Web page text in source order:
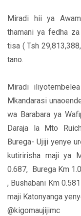
Miradi hii ya
thamani ya fedha
tisa ( Tsh
tano.
Miradi
Mkandarasi
wa Barabara ya
Daraja la Mto
Burega- Ujiji yenye
kutiririsha maji ya
0.687, Burega Km
, Bushabani Km
maji Katonyanga
@kigomaujijimc